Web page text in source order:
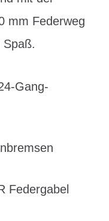
mm Federweg
Spaß.
Gang-
Federgabel